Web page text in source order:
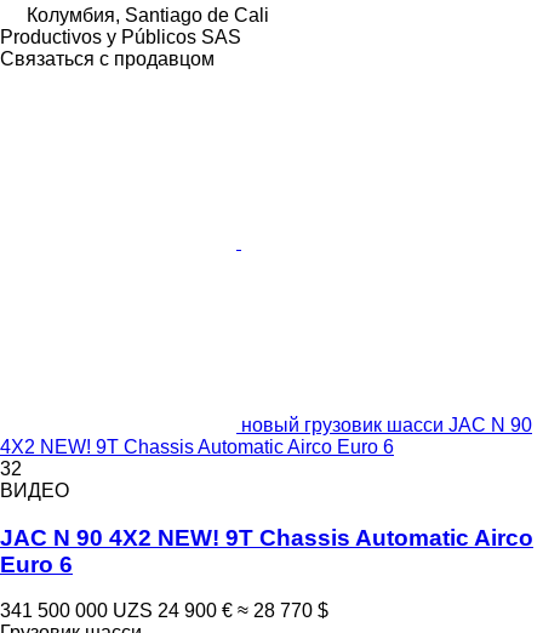
Колумбия, Santiago de Cali
Productivos y Públicos SAS
Связаться с продавцом
новый грузовик шасси JAC N 90
4X2 NEW! 9T Chassis Automatic Airco Euro 6
32
ВИДЕО
JAC N 90 4X2 NEW! 9T Chassis Automatic Airco
Euro 6
341 500 000 UZS 24 900 € ≈ 28 770 $